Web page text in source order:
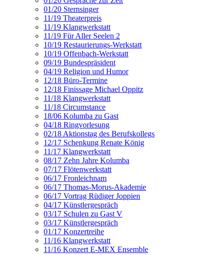
01/20 Sternsinger
11/19 Theaterpreis
11/19 Klangwerkstatt
11/19 Für Aller Seelen 2
10/19 Restaurierungs-Werkstatt
10/19 Offenbach-Werkstatt
09/19 Bundespräsident
04/19 Religion und Humor
12/18 Büro-Termine
12/18 Finissage Michael Oppitz
11/18 Klangwerkstatt
11/18 Circumstance
18/06 Kolumba zu Gast
04/18 Ringvorlesung
02/18 Aktionstag des Berufskollegs
12/17 Schenkung Renate König
11/17 Klangwerkstatt
08/17 Zehn Jahre Kolumba
07/17 Flötenwerkstatt
06/17 Fronleichnam
06/17 Thomas-Morus-Akademie
06/17 Vortrag Rüdiger Joppien
04/17 Künstlergespräch
03/17 Schulen zu Gast V
03/17 Künstlergespräch
01/17 Konzertreihe
11/16 Klangwerkstatt
11/16 Konzert E-MEX Ensemble